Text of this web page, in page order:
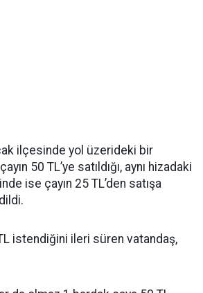
ilçesinde yol üzerideki bir
50 TL’ye satıldığı, aynı hizadaki
ise çayın 25 TL’den satışa
istendiğini ileri süren vatandaş,